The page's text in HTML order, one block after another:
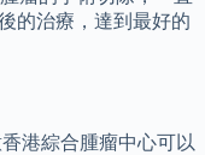
的治療，達到最好的
港綜合腫瘤中心可以